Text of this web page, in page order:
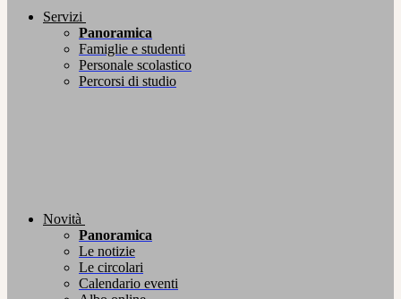
Servizi
Panoramica
Famiglie e studenti
Personale scolastico
Percorsi di studio
Novità
Panoramica
Le notizie
Le circolari
Calendario eventi